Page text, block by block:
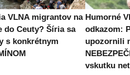
VLNA migrantov na
do Ceuty? Šíria sa
s konkrétnym
Humorné
odkazom:
upozornili
vskutku